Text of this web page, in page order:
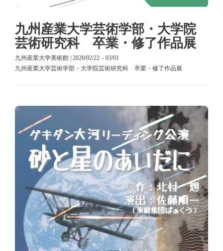
九州産業大学芸術学部・大学院
芸術研究科 卒業・修了作品展
九州産業大学美術館 | 2020/02/22 – 03/01
九州産業大学芸術学部・大学院芸術研究科 卒業・修了作品展